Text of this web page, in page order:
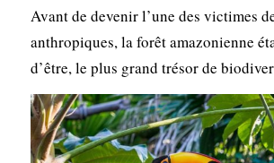
Avant de devenir l’une des victimes
anthropiques, la forêt amazonienne
d’être, le plus grand trésor de